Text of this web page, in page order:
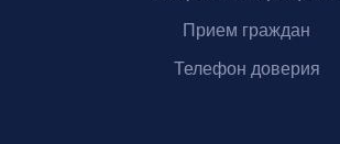
Прием граждан
Телефон доверия